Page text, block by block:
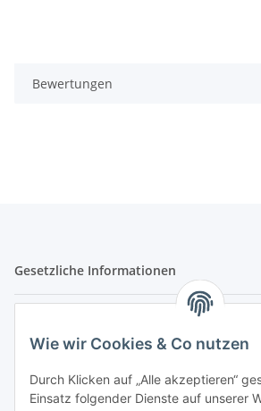
Wie wir Cookies & Co nutzen
Durch Klicken auf „Alle akzeptieren“
Einsatz folgender Dienste auf unserer
Bewertungen
Gesetzliche Informationen